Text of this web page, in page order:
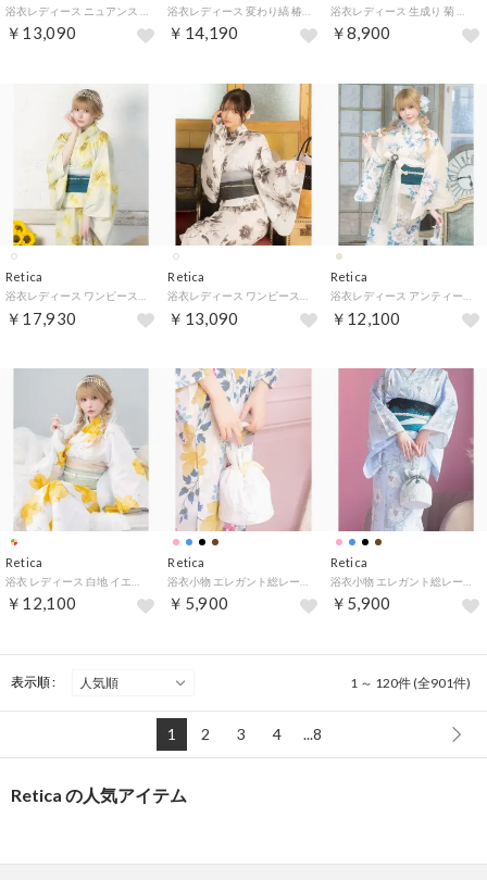
￥13,090 ￥14,190 ￥8,900
Retica
￥17,930
Retica
￥13,090
Retica
￥12,100
Retica
￥12,100
Retica
￥5,900
Retica
￥5,900
表示順 : 1 ～ 120件 (全901件)
1 2 3 4 ...8
Retica の人気アイテム